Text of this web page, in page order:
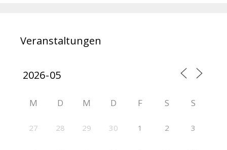
Veranstaltungen
M D M D F S S
27 28 29 30 1 2 3